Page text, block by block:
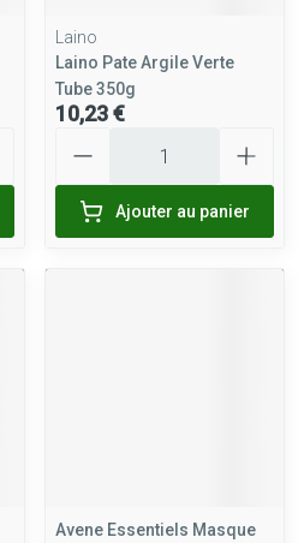
Laino
Laino Pate Argile Verte
Tube 350g
10,23 €
Ajouter au panier
Avene Essentiels Masque